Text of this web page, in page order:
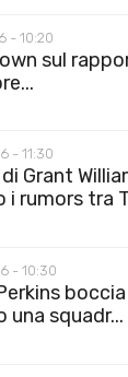
- 10:20
sul
- 11:30
Grant
i rumors tra
- 10:30
boccia
una squadr...